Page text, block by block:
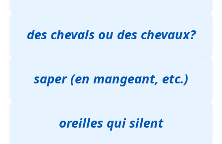
des chevals ou des chevaux?
saper (en mangeant, etc.)
oreilles qui silent